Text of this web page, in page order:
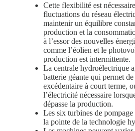
Cette flexibilité est
fluctuations du réseau
maintenir un équilibre
production et la
à l’essor des nouvelles
comme l’éolien et le
production est intermittente.
La centrale hydroélectrique
batterie géante qui permet
excédentaire à court terme,
l’électricité nécessaire
dépasse la production.
Les six turbines de pompage
la pointe de la technologie